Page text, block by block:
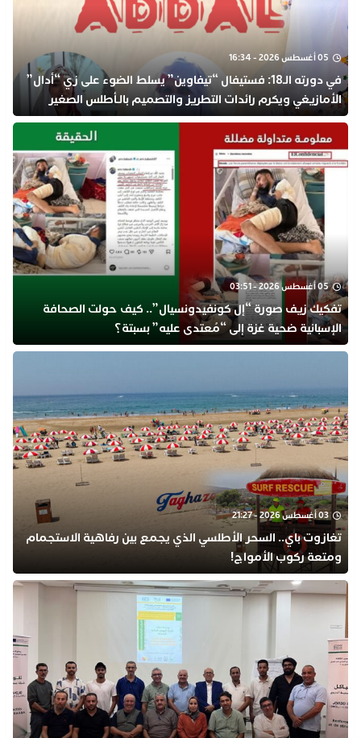
05 أغسطس 2026 - 16:34
في دورته الـ18: فستيفال “تيفاوين” يسلط الضوء على زي “أدال”
الأمازيغي ويكرم رائدات التطريز والتصميم بالـأطلس الصغير
05 أغسطس 2026 - 03:51
تفكيك زيف صورة “إل كونفيدونسيال”.. كيف حولت الصحافة
الإسبانية ضحية غزة إلى “مُعتدى عليه” بسبتة؟
03 أغسطس 2026 - 21:27
تغازوت باي.. السحر الأطلسي الذي يجمع بين رفاهية الاستجمام
ومتعة ركوب الأمواج!